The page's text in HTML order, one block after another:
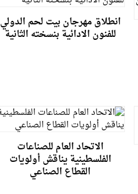
انطلاق مهرجان بيت لحم الدولي
للفنون الادائية بنسخته الثانية
الاتحاد العام للصناعات
الفلسطينية يناقش أولويات
القطاع الصناعي